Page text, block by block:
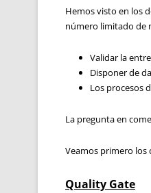
Hemos visto en los
número limitado de
Validar la
Disponer de
Los procesos
La pregunta en
Veamos primero los
Quality Gate